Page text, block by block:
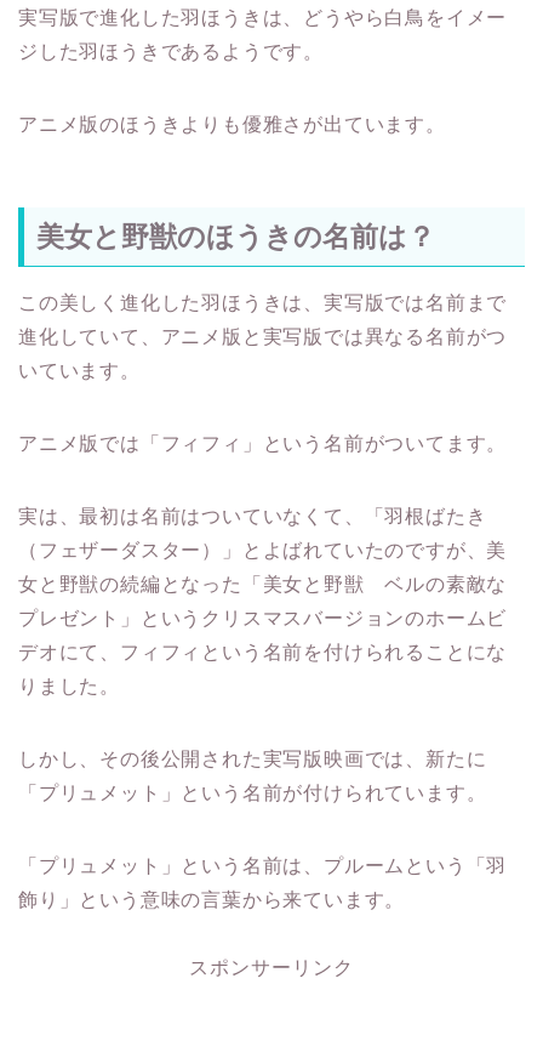
実写版で進化した羽ほうきは、どうやら白鳥をイメー
ジした羽ほうきであるようです。
アニメ版のほうきよりも優雅さが出ています。
美女と野獣のほうきの名前は？
この美しく進化した羽ほうきは、実写版では名前まで
進化していて、アニメ版と実写版では異なる名前がつ
いています。
アニメ版では「フィフィ」という名前がついてます。
実は、最初は名前はついていなくて、「羽根ばたき
（フェザーダスター）」とよばれていたのですが、美
女と野獣の続編となった「美女と野獣 ベルの素敵な
プレゼント」というクリスマスバージョンのホームビ
デオにて、フィフィという名前を付けられることにな
りました。
しかし、その後公開された実写版映画では、新たに
「プリュメット」という名前が付けられています。
「プリュメット」という名前は、プルームという「羽
飾り」という意味の言葉から来ています。
スポンサーリンク